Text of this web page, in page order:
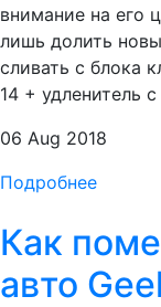
внимание на его
лишь долить
сливать с блока
14 + удленитель
06 Aug 2018
Подробнее
Как
авто